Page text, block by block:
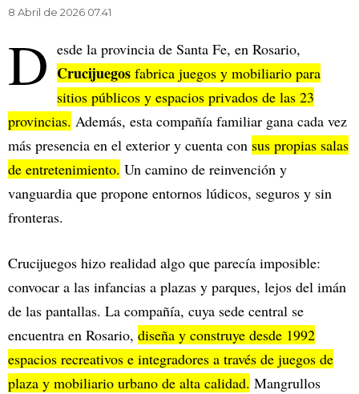
8 Abril de 2026 07.41
D esde la provincia de Santa Fe, en Rosario,
Crucijuegos fabrica juegos y mobiliario para
sitios públicos y espacios privados de las 23
provincias. Además, esta compañía familiar gana cada vez
más presencia en el exterior y cuenta con sus propias salas
de entretenimiento. Un camino de reinvención y
vanguardia que propone entornos lúdicos, seguros y sin
fronteras.
Crucijuegos hizo realidad algo que parecía imposible:
convocar a las infancias a plazas y parques, lejos del imán
de las pantallas. La compañía, cuya sede central se
encuentra en Rosario, diseña y construye desde 1992
espacios recreativos e integradores a través de juegos de
plaza y mobiliario urbano de alta calidad. Mangrullos